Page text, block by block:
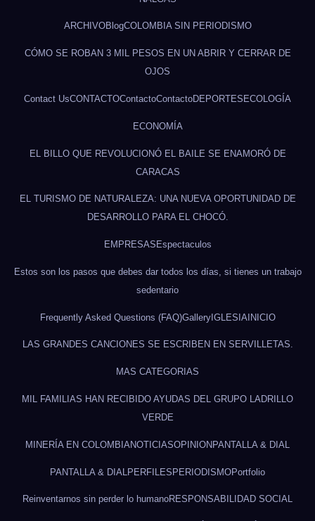
ARCHIVOBlogCOLOMBIA SIN PERIODISMO
CÓMO SE ROBAN 3 MIL PESOS EN UN ABRIR Y CERRAR DE
OJOS
Contact UsCONTACTOContactoContactoDEPORTES ECOLOGÍA
ECONOMÍA
EL BILLO QUE REVOLUCIONÓ EL BAILE SE ENAMORÓ DE
CARACAS
EL TURISMO DE NATURALEZA: UNA NUEVA OPORTUNIDAD DE
DESARROLLO PARA EL CHOCÓ.
EMPRESAS Espectaculos
Estos son los pasos que debes dar todos los días, si tienes un trabajo
sedentario
Frequently Asked Questions (FAQ)GalleryIGLESIAINICIO
LAS GRANDES CANCIONES SE ESCRIBEN EN SERVILLETAS.
MAS CATEGORIAS
MIL FAMILIAS HAN RECIBIDO AYUDAS DEL GRUPO LADRILLO
VERDE
MINERÍA EN COLOMBIA NOTICIASOPINION PANTALLA & DIAL
PANTALLA & DIAL PERFILESPERIODISMOPortfolio
Reinventarnos sin perder lo humanoRESPONSABILIDAD SOCIAL